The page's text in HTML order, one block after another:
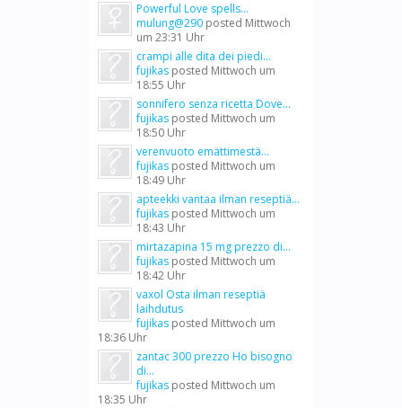
Powerful Love spells...
mulung@290 posted Mittwoch
um 23:31 Uhr
crampi alle dita dei piedi...
fujikas posted Mittwoch um
18:55 Uhr
sonnifero senza ricetta Dove...
fujikas posted Mittwoch um
18:50 Uhr
verenvuoto emättimestä...
fujikas posted Mittwoch um
18:49 Uhr
apteekki vantaa ilman reseptiä...
fujikas posted Mittwoch um
18:43 Uhr
mirtazapina 15 mg prezzo di...
fujikas posted Mittwoch um
18:42 Uhr
vaxol Osta ilman reseptiä
laihdutus
fujikas posted Mittwoch um
18:36 Uhr
zantac 300 prezzo Ho bisogno
di...
fujikas posted Mittwoch um
18:35 Uhr